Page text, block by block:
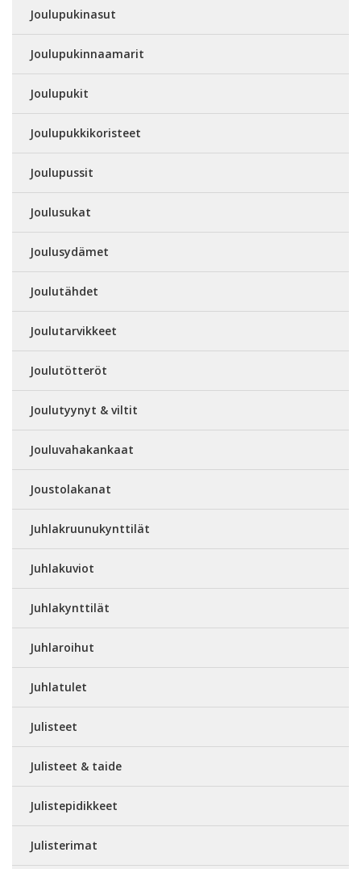
Joulupukinasut
Joulupukinnaamarit
Joulupukit
Joulupukkikoristeet
Joulupussit
Joulusukat
Joulusydämet
Joulutähdet
Joulutarvikkeet
Joulutötteröt
Joulutyynyt & viltit
Jouluvahakankaat
Joustolakanat
Juhlakruunukynttilät
Juhlakuviot
Juhlakynttilät
Juhlaroihut
Juhlatulet
Julisteet
Julisteet & taide
Julistepidikkeet
Julisterimat